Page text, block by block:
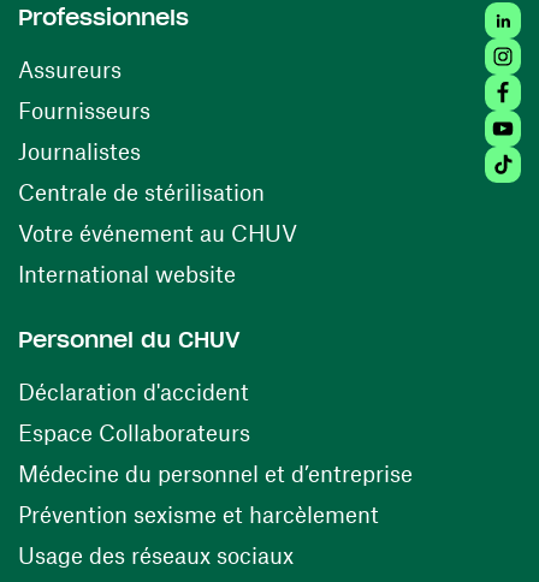
Professionnels
Assureurs
Fournisseurs(ouvre une nouvelle fenêtre)
Journalistes
Centrale de stérilisation (ouvre une nouvelle
Votre événement au CHUV(ouvre une nouvelle
International website
Personnel du CHUV
Déclaration d'accident
Espace Collaborateurs(ouvre une nouvelle fenêtre)
Médecine du personnel et d’entreprise
Prévention sexisme et harcèlement
Usage des réseaux sociaux(ouvre une nouvelle